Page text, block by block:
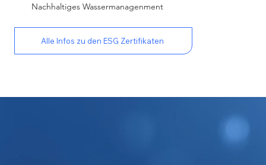
Nachhaltiges Wassermanagenment
Alle Infos zu den ESG Zertifikaten